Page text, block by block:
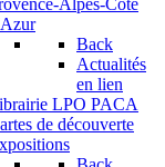
Alpes-Côte
Back
Actualités
en lien
LPO PACA
de découverte